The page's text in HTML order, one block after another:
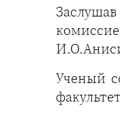
Ученый